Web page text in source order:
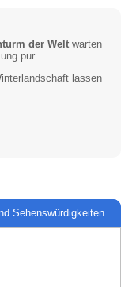
der Welt warten
pur.
lassen
Sehenswürdigkeiten